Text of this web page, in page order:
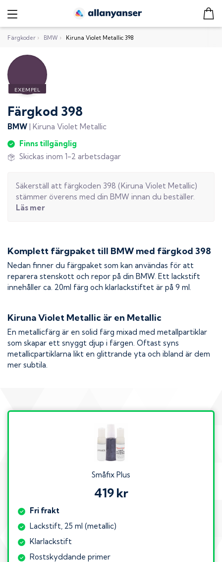
Färgkoder › BMW › Kiruna Violet Metallic 398
Färgkod 398
BMW | Kiruna Violet Metallic
Finns tillgänglig
Skickas inom 1-2 arbetsdagar
Säkerställ att färgkoden 398 (Kiruna Violet Metallic)
stämmer överens med din BMW innan du beställer.
Läs mer
Komplett färgpaket till BMW med färgkod 398
Nedan finner du färgpaket som kan användas för att
reparera stenskott och repor på din BMW. Ett lackstift
innehåller ca. 20ml färg och klarlackstiftet är på 9 ml.
Kiruna Violet Metallic är en Metallic
En metallicfärg är en solid färg mixad med metallpartiklar
som skapar ett snyggt djup i färgen. Oftast syns
metallicpartiklarna likt en glittrande yta och ibland är dem
mer subtila.
Småfix Plus
419 kr
Fri frakt
Lackstift, 25 ml (metallic)
Klarlackstift
Rostskyddande primer